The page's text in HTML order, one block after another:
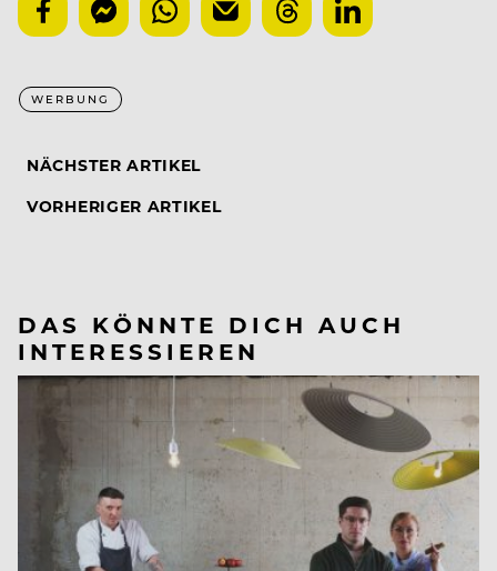
WERBUNG
NÄCHSTER ARTIKEL
VORHERIGER ARTIKEL
DAS KÖNNTE DICH AUCH
INTERESSIEREN